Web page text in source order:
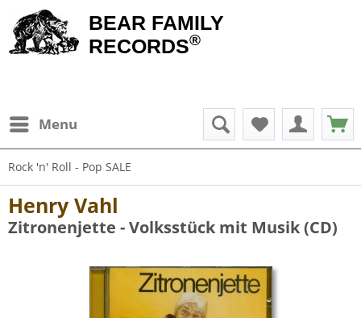
BEAR FAMILY
RECORDS®
Menu
Rock 'n' Roll - Pop SALE
Henry Vahl
Zitronenjette - Volksstück mit Musik (CD)